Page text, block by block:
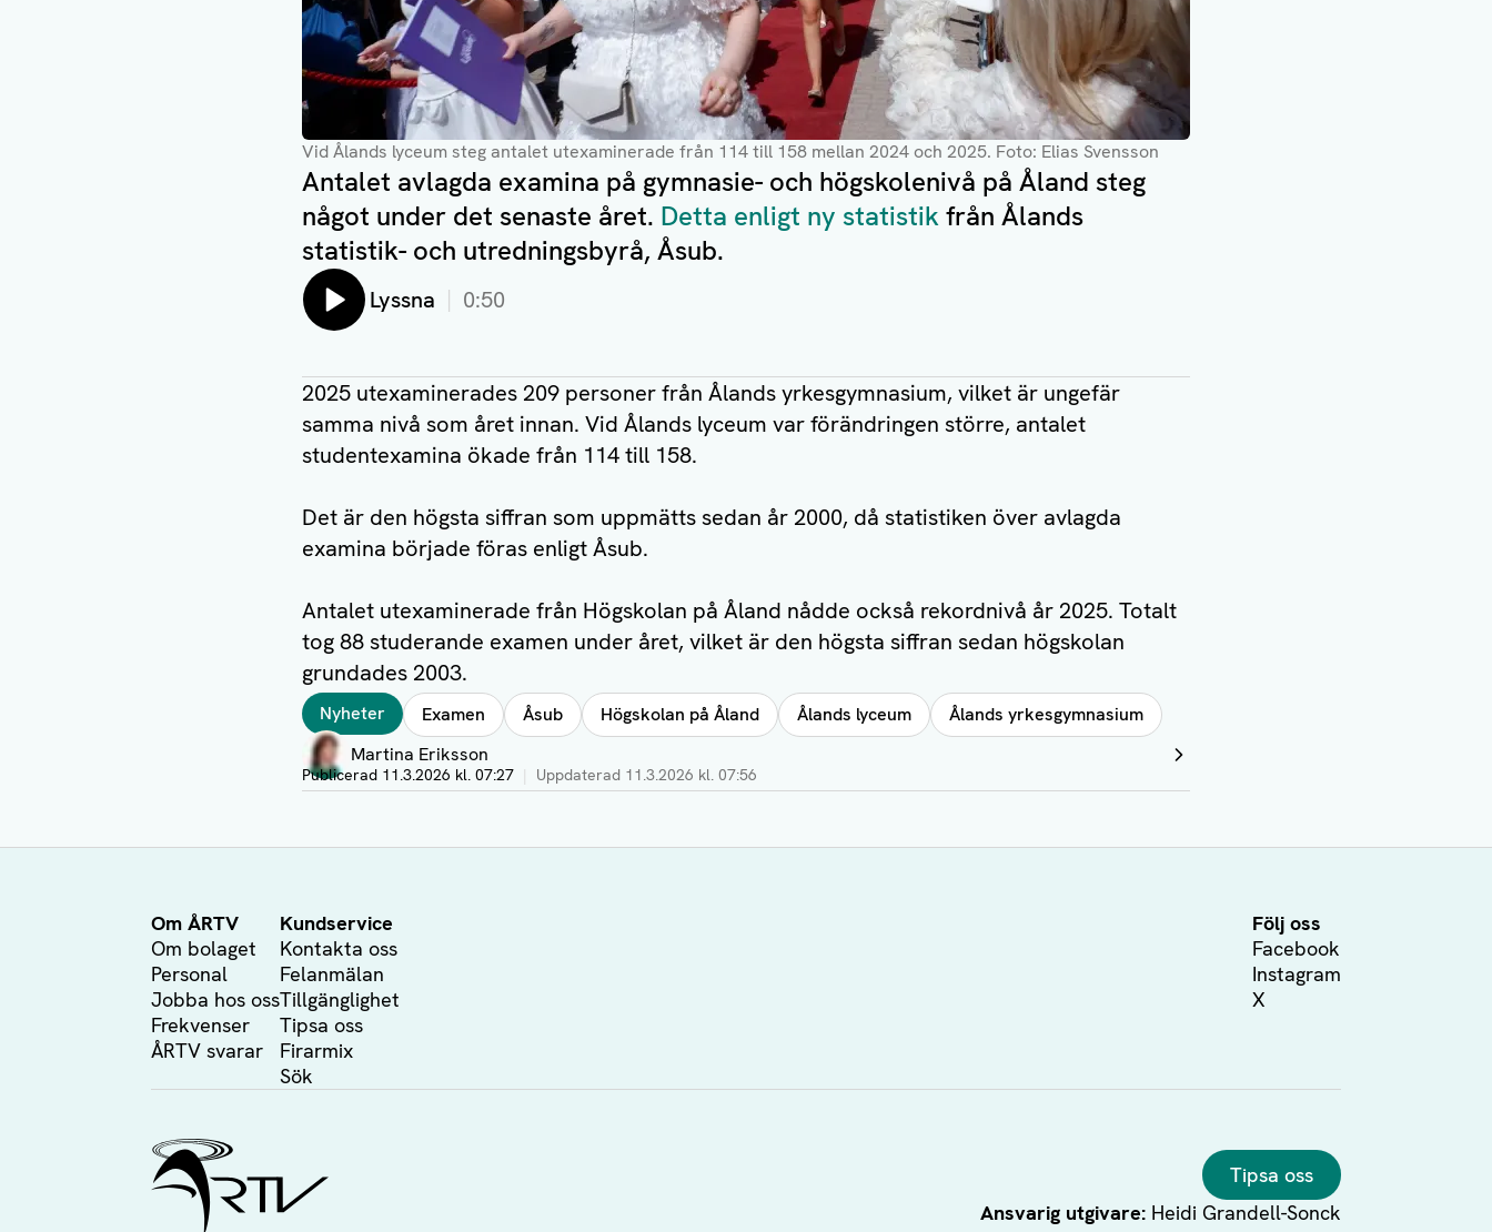
Vid Ålands lyceum steg antalet utexaminerade från 114 till 158 mellan 2024 och 2025. Foto: Elias Svensson
Antalet avlagda examina på gymnasie- och högskolenivå på Åland steg
något under det senaste året. Detta enligt ny statistikfrån Ålands
statistik- och utredningsbyrå, Åsub.
Lyssna 0:50
2025 utexaminerades 209 personer från Ålands yrkesgymnasium, vilket är ungefär
samma nivå som året innan. Vid Ålands lyceum var förändringen större, antalet
studentexamina ökade från 114 till 158.
Det är den högsta siffran som uppmätts sedan år 2000, då statistiken över avlagda
examina började föras enligt Åsub.
Antalet utexaminerade från Högskolan på Åland nådde också rekordnivå år 2025. Totalt
tog 88 studerande examen under året, vilket är den högsta siffran sedan högskolan
grundades 2003.
TaggarNyheter Examen Åsub Högskolan på Åland Ålands lyceum Ålands yrkesgymnasium
Författare
Martina Eriksson
Visa profil
Publicerad 11.3.2026 kl. 07:27 Uppdaterad 11.3.2026 kl. 07:56
Om ÅRTV
Om bolaget
Personal
Jobba hos oss
Frekvenser
ÅRTV svarar
Kundservice
Kontakta oss
Felanmälan
Tillgänglighet
Tipsa oss
Firarmix
Sök
Följ oss
Facebook
Instagram
X
Ålands Radio & TV
Tipsa oss
Ansvarig utgivare: Heidi Grandell-Sonck